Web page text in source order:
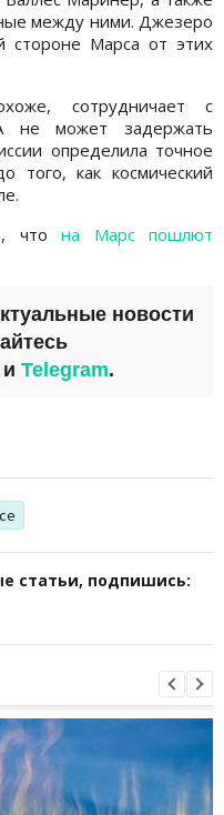
между ними. Джезеро
стороне Марса от этих
сотрудничает с
не может задержать
определила точное
того, как космический
что на Марс пошлют
новости
и Telegram.
статьи, подпишись: